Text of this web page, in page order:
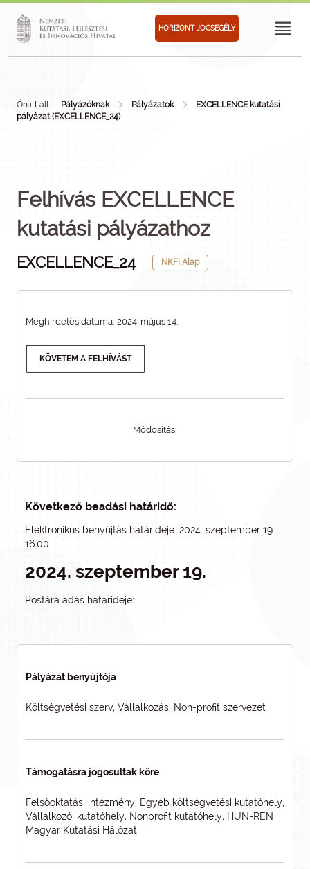
HORIZONT JOGSEGÉLY
Ön itt áll: Pályázóknak Pályázatok
EXCELLENCE kutatási
pályázat (EXCELLENCE_24)
Felhívás EXCELLENCE
kutatási pályázathoz
EXCELLENCE_24 NKFI Alap
Meghirdetés dátuma: 2024. május 14.
KÖVETEM A FELHÍVÁST
Módosítás:
Következő beadási határidő:
Elektronikus benyújtás határideje: 2024. szeptember 19.
16:00
2024. szeptember 19.
Postára adás határideje:
Pályázat benyújtója
Költségvetési szerv, Vállalkozás, Non-profit szervezet
Támogatásra jogosultak köre
Felsőoktatási intézmény, Egyéb költségvetési kutatóhely,
Vállalkozói kutatóhely, Nonprofit kutatóhely, HUN-REN
Magyar Kutatási Hálózat